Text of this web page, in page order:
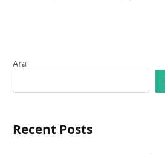
Ara
Recent Posts